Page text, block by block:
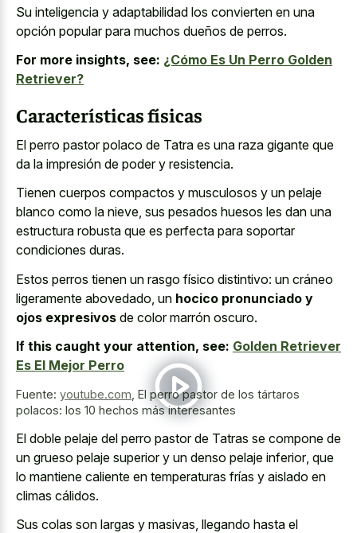
Su inteligencia y adaptabilidad los convierten en una
opción popular para muchos dueños de perros.
For more insights, see: ¿Cómo Es Un Perro Golden
Retriever?
Características físicas
El perro pastor polaco de Tatra es una raza gigante que
da la impresión de poder y resistencia.
Tienen cuerpos compactos y musculosos y un pelaje
blanco como la nieve, sus pesados huesos les dan una
estructura robusta que es perfecta para soportar
condiciones duras.
Estos perros tienen un rasgo físico distintivo: un cráneo
ligeramente abovedado, un hocico pronunciado y
ojos expresivos de color marrón oscuro.
If this caught your attention, see: Golden Retriever
Es El Mejor Perro
Fuente: youtube.com El perro pastor de los tártaros
polacos: los 10 hechos más interesantes
El doble pelaje del perro pastorde Tatras se compone de
un grueso pelaje superior y un denso pelaje inferior, que
lo mantiene caliente en temperaturas frías y aislado en
climas cálidos.
Sus colas son largas y masivas, llegando hasta el